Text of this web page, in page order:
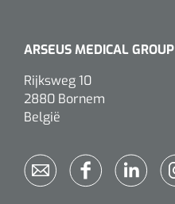
ARSEUS MEDICAL GROUP
Rijksweg 10
2880 Bornem
België